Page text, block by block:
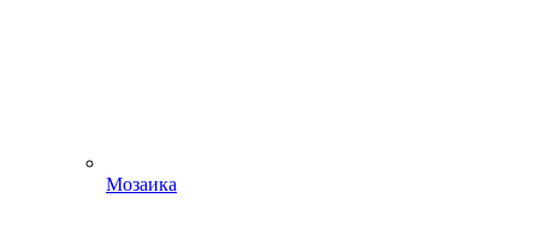
Мозаика